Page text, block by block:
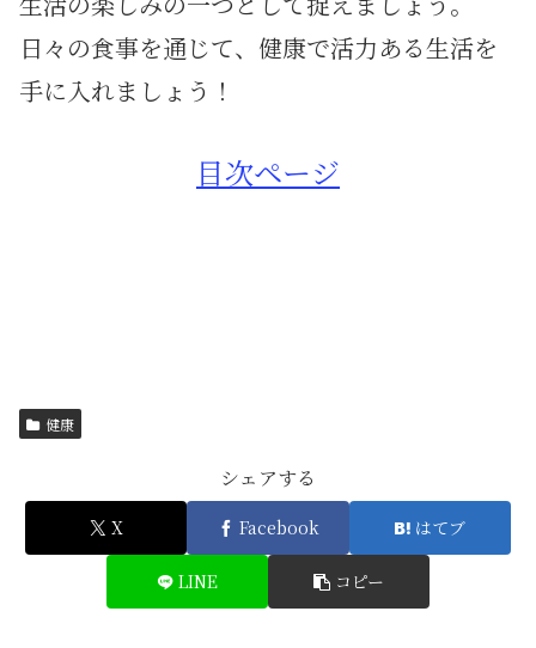
日々の食事を通じて、 健康で活力ある生活を
手に入れましょう！
目次ページ
健康
シェアする
X Facebook はてブ
LINE コピー